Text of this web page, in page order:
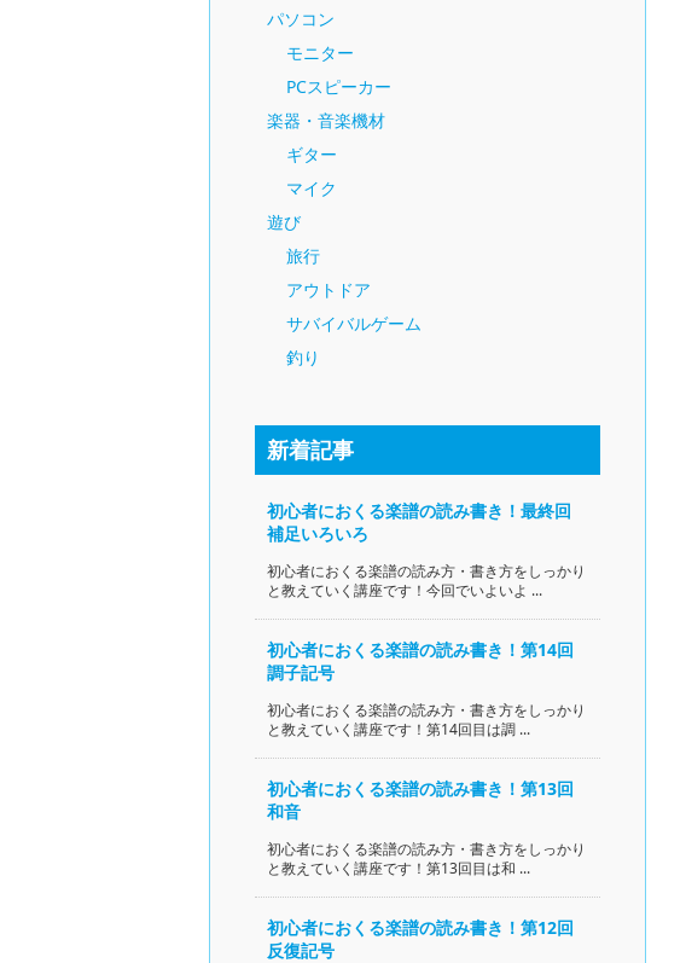
パソコン
モニター
PCスピーカー
楽器・音楽機材
ギター
マイク
遊び
旅行
アウトドア
サバイバルゲーム
釣り
新着記事
初心者におくる楽譜の読み書き！最終回
補足いろいろ
初心者におくる楽譜の読み方・書き方をしっかり
と教えていく講座です！今回でいよいよ ...
初心者におくる楽譜の読み書き！第14回
調子記号
初心者におくる楽譜の読み方・書き方をしっかり
と教えていく講座です！第14回目は調 ...
初心者におくる楽譜の読み書き！第13回
和音
初心者におくる楽譜の読み方・書き方をしっかり
と教えていく講座です！第13回目は和 ...
初心者におくる楽譜の読み書き！第12回
反復記号